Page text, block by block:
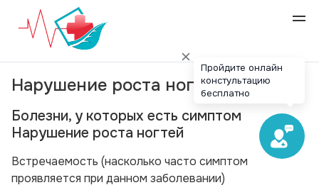
Нарушение роста ногтей
Болезни, у которых есть симптом
Нарушение роста ногтей
Вcтречаемость (насколько часто симптом
проявляется при данном заболевании)
Пройдите онлайн
констультацию
бесплатно